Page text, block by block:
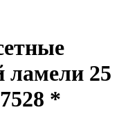
25
*